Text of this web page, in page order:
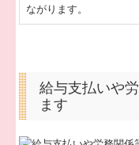
ながります。
給与支払いや
ます